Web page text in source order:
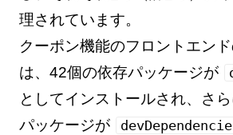
理されています。
クーポン機能のフロントエン
は、42個の依存パッケージが
としてインストールされ、さ
パッケージが